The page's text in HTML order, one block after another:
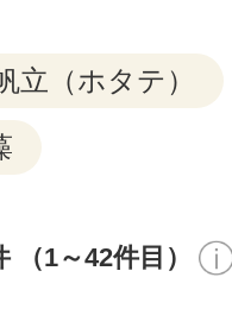
立（ホタテ）
（1～42件目）